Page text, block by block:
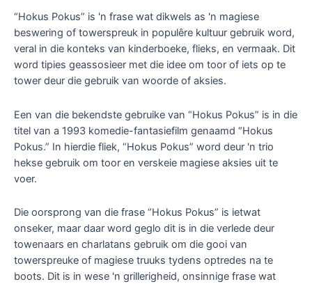
“Hokus Pokus” is 'n frase wat dikwels as 'n magiese
beswering of towerspreuk in populêre kultuur gebruik word,
veral in die konteks van kinderboeke, flieks, en vermaak. Dit
word tipies geassosieer met die idee om toor of iets op te
tower deur die gebruik van woorde of aksies.
Een van die bekendste gebruike van “Hokus Pokus” is in die
titel van a 1993 komedie-fantasiefilm genaamd “Hokus
Pokus.” In hierdie fliek, “Hokus Pokus” word deur 'n trio
hekse gebruik om toor en verskeie magiese aksies uit te
voer.
Die oorsprong van die frase “Hokus Pokus” is ietwat
onseker, maar daar word geglo dit is in die verlede deur
towenaars en charlatans gebruik om die gooi van
towerspreuke of magiese truuks tydens optredes na te
boots. Dit is in wese 'n grillerigheid, onsinnige frase wat